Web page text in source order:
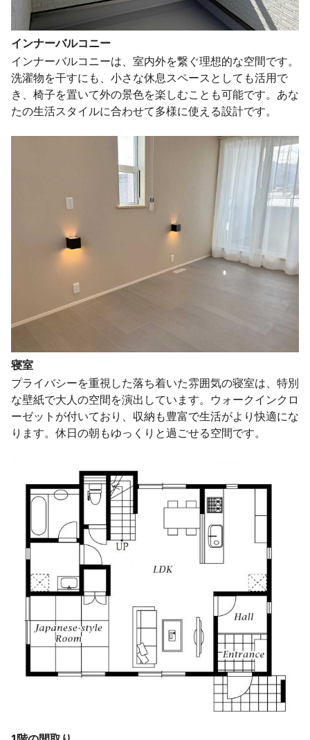
インナーバルコニー
インナーバルコニーは、室内外を繋ぐ理想的な空間です。
洗濯物を干すにも、小さな休息スペースとしても活用で
き、椅子を置いて外の景色を楽しむことも可能です。あな
たの生活スタイルに合わせて多様に使える設計です。
寝室
プライバシーを重視した落ち着いた雰囲気の寝室は、特別
な壁紙で大人の空間を演出しています。ウォークインクロ
ーゼットが付いており、収納も豊富で生活がより快適にな
ります。休日の朝もゆっくりと過ごせる空間です。